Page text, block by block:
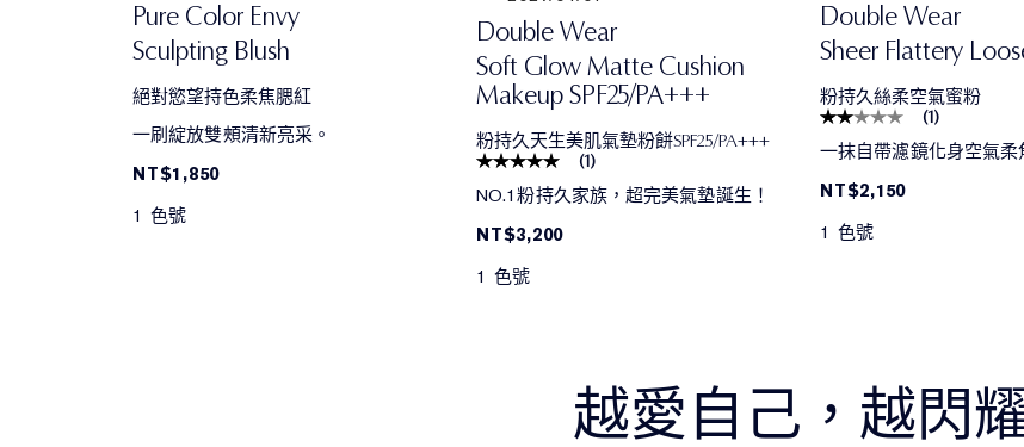
Pure Color Envy
Sculpting Blush
絕對慾望持色柔焦腮紅
一刷綻放雙頰清新亮采。
NT$1,850
1 色號
Double Wear
Soft Glow Matte Cushion
Makeup SPF25/PA+++
粉持久天生美肌氣墊粉餅SPF25/PA+++
(1)
NO.1粉持久家族，超完美氣墊誕生！
NT$3,200
1 色號
Double Wear
Sheer Flattery
粉持久絲柔空氣蜜粉
(1)
一抹自帶濾鏡化身空氣柔
NT$2,150
1 色號
越愛自己，越閃